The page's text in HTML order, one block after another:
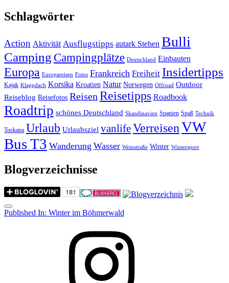
Schlagwörter
Action Aktivität Ausflugstipps autark Stehen Bulli
Camping Campingplätze Deutschland Einbauten
Europa Europareisen Fotos Frankreich Freiheit Insidertipps
Kajak Klappdach Korsika Kroatien Natur Norwegen Offroad Outdoor
Reiseblog Reisefotos ReisenReisetipps Roadbook
Roadtrip schönes Deutschland Skandinavien Spanien Spaß Technik
Toskana Urlaub Urlaubsziel vanlifeVerreisenVW
Bus T3 Wanderung Wasser Weinstraße Winter Wintersport
Blogverzeichnisse
Menu
Post
Published In: Winter im Böhmerwald